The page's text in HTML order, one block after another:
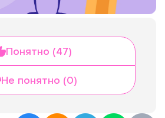
Понятно (47)
Не понятно (0)